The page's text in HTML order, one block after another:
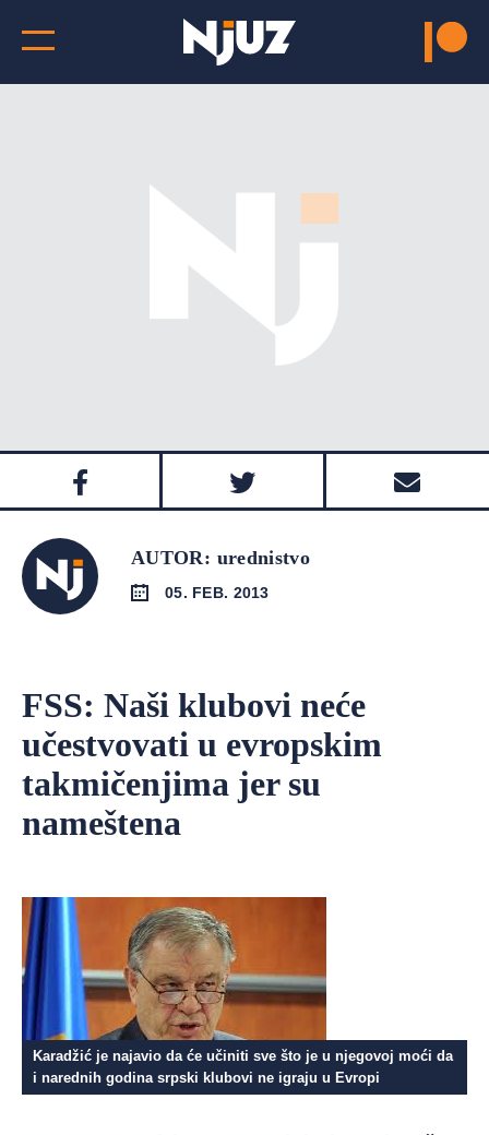
AUTOR: urednistvo
05. FEB. 2013
FSS: Naši klubovi neće
učestvovati u evropskim
takmičenjima jer su
nameštena
Karadžić je najavio da će učiniti sve što je u njegovoj moći da
i narednih godina srpski klubovi ne igraju u Evropi